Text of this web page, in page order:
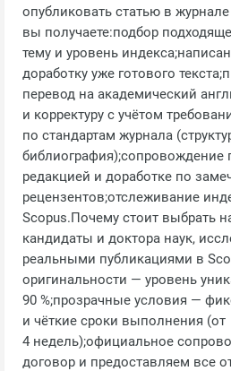
опубликовать статью в
вы получаете:подбор
тему и уровень
доработку уже готового
перевод на академический
и корректуру с учётом
по стандартам журнала
библиография);сопровождение
редакцией и доработке по
рецензентов;отслеживание
Scopus.Почему стоит выбрать
кандидаты и доктора наук,
реальными публикациями в
оригинальности — уровень
90 %;прозрачные условия —
и чёткие сроки выполнения (от
4 недель);официальное
договор и предоставляем все